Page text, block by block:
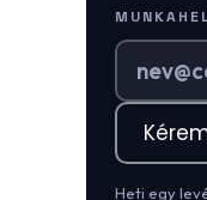
Heti egy